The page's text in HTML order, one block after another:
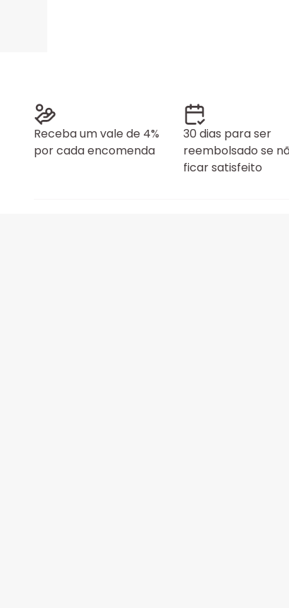
Receba um vale de 4%
por cada encomenda
30 dias para ser
reembolsado se
ficar satisfeito